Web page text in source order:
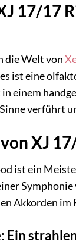
17/17
die Welt von
ist eine
einem
verführt
XJ
ist ein
Symphonie
Akkorden im
Ein